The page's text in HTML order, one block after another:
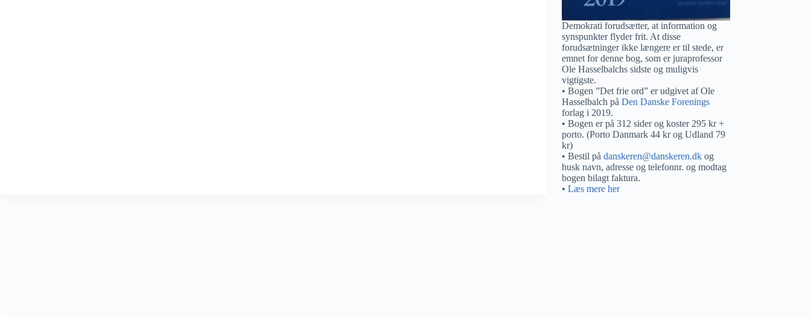
Demokrati forudsætter, at information og
synspunkter flyder frit. At disse
forudsætninger ikke længere er til stede, er
emnet for denne bog, som er juraprofessor
Ole Hasselbalchs sidste og muligvis
vigtigste.
• Bogen ”Det frie ord” er udgivet af Ole
Hasselbalch påDen Danske Forenings
forlag i 2019.
• Bogen er på 312 sider og koster 295 kr +
porto. (Porto Danmark 44 kr og Udland 79
kr)
• Bestil pådanskeren@danskeren.dk og
husk navn, adresse og telefonnr. og modtag
bogen bilagt faktura.
•Læs mere her